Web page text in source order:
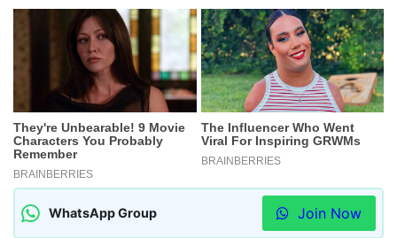
WhatsApp Group Join Now